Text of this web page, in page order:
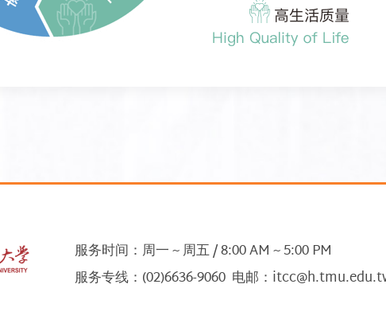
服务时间：周一 ~ 周五 / 8:00 AM ~ 5:00 PM
服务专线：(02)6636-9060 电邮：